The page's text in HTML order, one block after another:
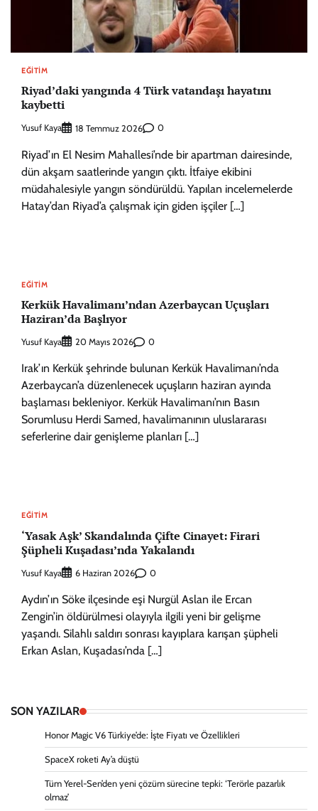
EĞITIM
Riyad’daki yangında 4 Türk vatandaşı hayatını
kaybetti
Yusuf Kaya 18 Temmuz 2026 0
Riyad’ın El Nesim Mahallesi’nde bir apartman dairesinde,
dün akşam saatlerinde yangın çıktı. İtfaiye ekibini
müdahalesiyle yangın söndürüldü. Yapılan incelemelerde
Hatay’dan Riyad’a çalışmak için giden işçiler […]
EĞITIM
Kerkük Havalimanı’ndan Azerbaycan Uçuşları
Haziran’da Başlıyor
Yusuf Kaya 20 Mayıs 2026 0
Irak’ın Kerkük şehrinde bulunan Kerkük Havalimanı’nda
Azerbaycan’a düzenlenecek uçuşların haziran ayında
başlaması bekleniyor. Kerkük Havalimanı’nın Basın
Sorumlusu Herdi Samed, havalimanının uluslararası
seferlerine dair genişleme planları […]
EĞITIM
‘Yasak Aşk’ Skandalında Çifte Cinayet: Firari
Şüpheli Kuşadası’nda Yakalandı
Yusuf Kaya 6 Haziran 2026 0
Aydın’ın Söke ilçesinde eşi Nurgül Aslan ile Ercan
Zengin’in öldürülmesi olayıyla ilgili yeni bir gelişme
yaşandı. Silahlı saldırı sonrası kayıplara karışan şüpheli
Erkan Aslan, Kuşadası’nda […]
SON YAZILAR
Honor Magic V6 Türkiye’de: İşte Fiyatı ve Özellikleri
SpaceX roketi Ay’a düştü
Tüm Yerel-Sen’den yeni çözüm sürecine tepki: ‘Terörle pazarlık
olmaz’